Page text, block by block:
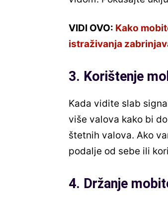
VIDI OVO: Kako
istraživanja
3. Korištenje
Kada vidite slab
više valova kako bi
štetnih valova. Ako
podalje od sebe ili
4. Držanje